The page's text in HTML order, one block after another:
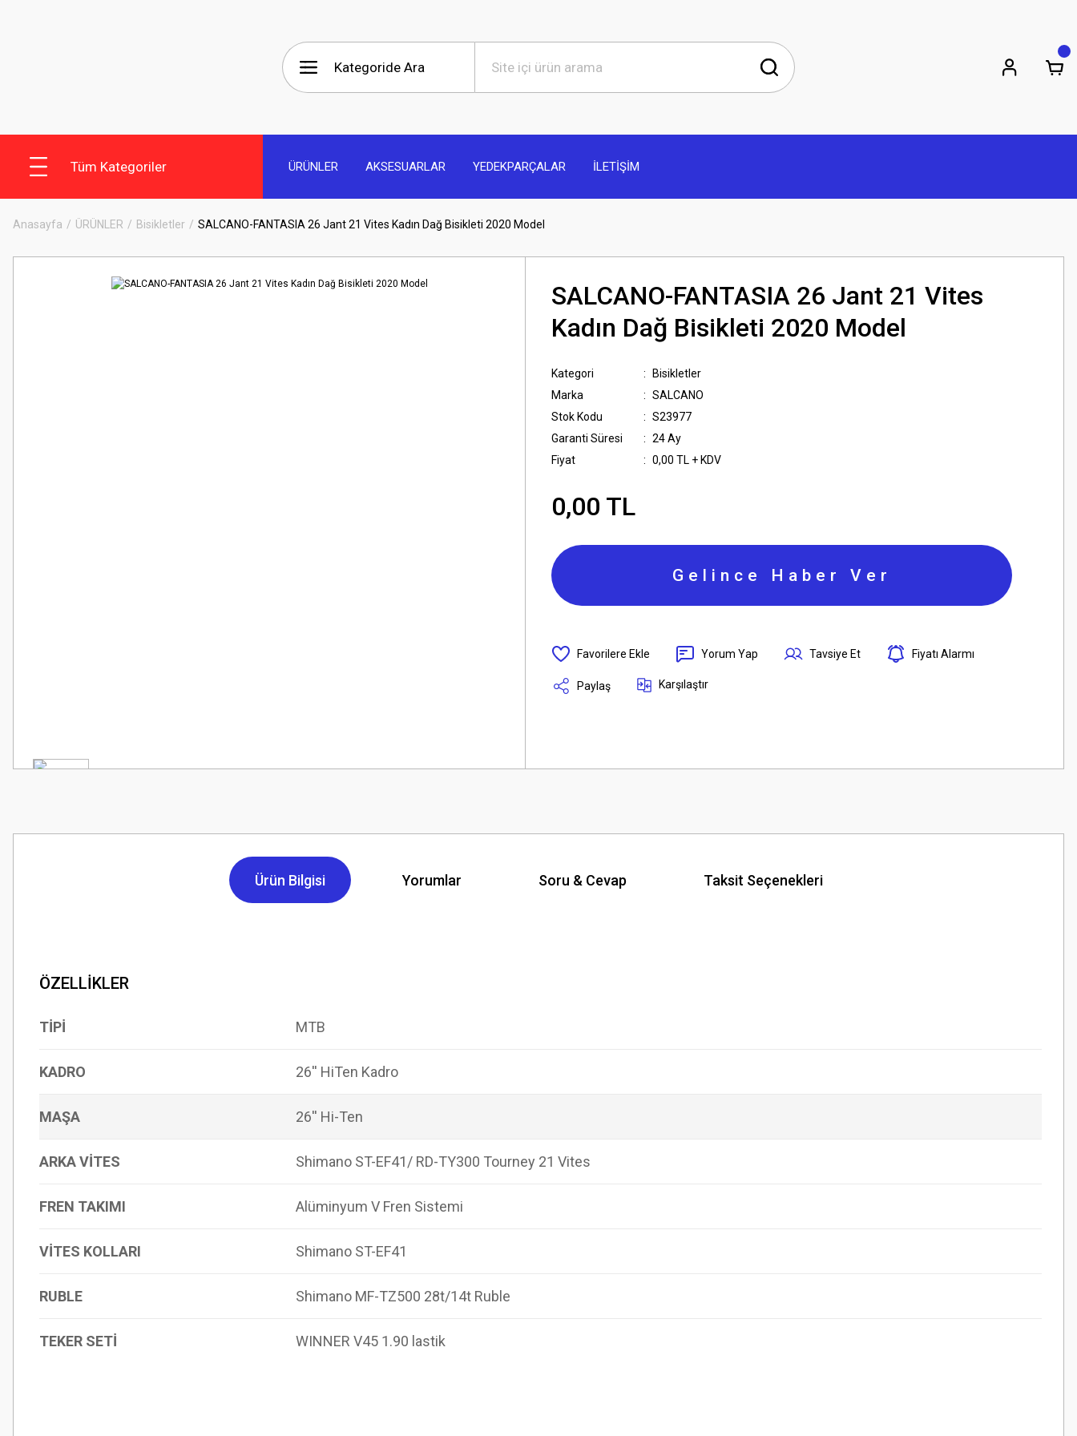
Tüm Kategoriler ÜRÜNLER AKSESUARLAR YEDEKPARÇALAR İLETİŞİM
Anasayfa ÜRÜNLER Bisikletler SALCANO-FANTASIA 26 Jant 21 Vites Kadın Dağ Bisikleti 2020 Model
SALCANO-FANTASIA 26 Jant 21 Vites
Kadın Dağ Bisikleti 2020 Model
Kategori
Bisikletler
Marka
SALCANO
Stok Kodu
S23977
Garanti Süresi
24 Ay
Fiyat
0,00 TL + KDV
0,00 TL
Gelince Haber Ver
Yorum Yap Tavsiye Et Fiyatı Alarmı
Paylaş Karşılaştır
Ürün Bilgisi Yorumlar Soru & Cevap Taksit Seçenekleri
ÖZELLİKLER
TİPİ MTB
KADRO 26'' HiTen Kadro
MAŞA 26'' Hi-Ten
ARKA VİTES Shimano ST-EF41/ RD-TY300 Tourney 21 Vites
FREN TAKIMI Alüminyum V Fren Sistemi
VİTES KOLLARI Shimano ST-EF41
RUBLE Shimano MF-TZ500 28t/14t Ruble
TEKER SETİ WINNER V45 1.90 lastik